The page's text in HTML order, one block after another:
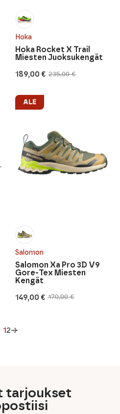
Hoka
235,00€
Alkuperäinen
oli:
235,00 €.
189,00 €
Nykyinen
on:
189,00 €.
Hoka Rocket X Trail
Miesten Juoksukengät
Salomon
170,00€
Alkuperäinen
149,00 €
Nykyinen
ALE
Salomon Xa Pro 3D V9
Gore-Tex Miesten
Kengät
12→
tarjoukset